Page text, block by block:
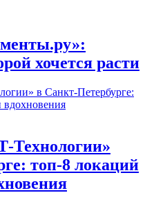
хочется расти
Технологии»
топ-8 локаций